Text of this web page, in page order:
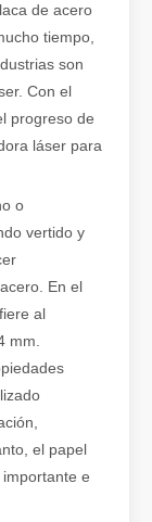
que se
de acero
tiempo,
son
Con el
progreso de
láser para
o
vertido y
En el
al
mm.
el papel
e